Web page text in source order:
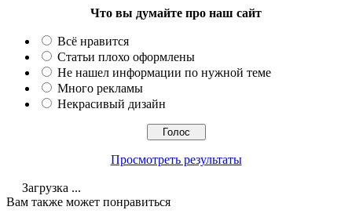
Что вы думайте про наш сайт
Всё нравится
Статьи плохо оформлены
Не нашел информации по нужной теме
Много рекламы
Некрасивый дизайн
Просмотреть результаты
Загрузка ...
Вам также может понравиться